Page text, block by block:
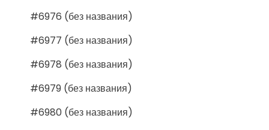
#6976 (без названия)
#6977 (без названия)
#6978 (без названия)
#6979 (без названия)
#6980 (без названия)